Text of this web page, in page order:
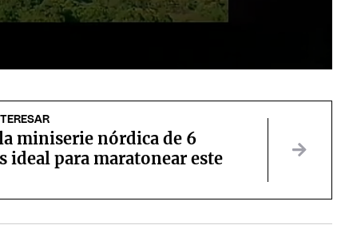
miniserie nórdica de 6
ideal para maratonear este